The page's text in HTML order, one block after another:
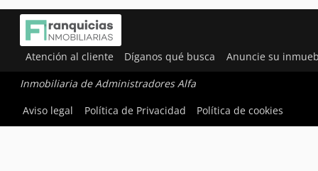
Atención al cliente Díganos qué busca Anuncie su
Inmobiliaria de Administradores Alfa
Aviso legal
Política de Privacidad Política de cookies